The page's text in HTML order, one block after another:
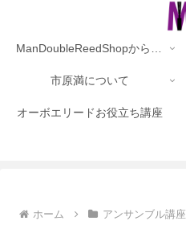
市原満について
オーボエリードお役立ち講座
ホーム アンサンブル講座